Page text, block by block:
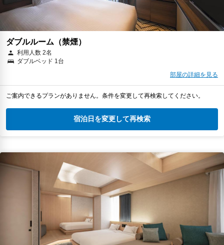
ダブルルーム（禁煙）
利用人数 2名
ダブルベッド 1台
部屋の詳細を見る
ご案内できるプランがありません。条件を変更して再検索してください。
宿泊日を変更して再検索